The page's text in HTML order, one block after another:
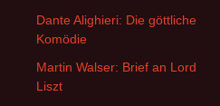
Dante Alighieri: Die göttliche
Komödie
Martin Walser: Brief an Lord
Liszt